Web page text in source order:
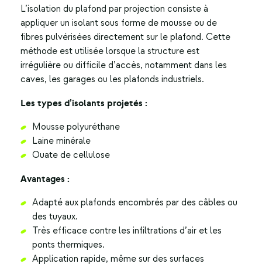
L’isolation du plafond par projection consiste à
appliquer un isolant sous forme de mousse ou de
fibres pulvérisées directement sur le plafond. Cette
méthode est utilisée lorsque la structure est
irrégulière ou difficile d’accès, notamment dans les
caves, les garages ou les plafonds industriels.
Les types d’isolants projetés :
Mousse polyuréthane
Laine minérale
Ouate de cellulose
Avantages :
Adapté aux plafonds encombrés par des câbles ou
des tuyaux.
Très efficace contre les infiltrations d’air et les
ponts thermiques.
Application rapide, même sur des surfaces